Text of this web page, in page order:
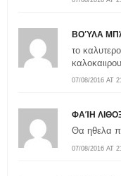
ΒΟΎΛΑ
07/08/2016 AT
το
ΦΑΊΗ
07/08/2016 AT
Θα ηθελα